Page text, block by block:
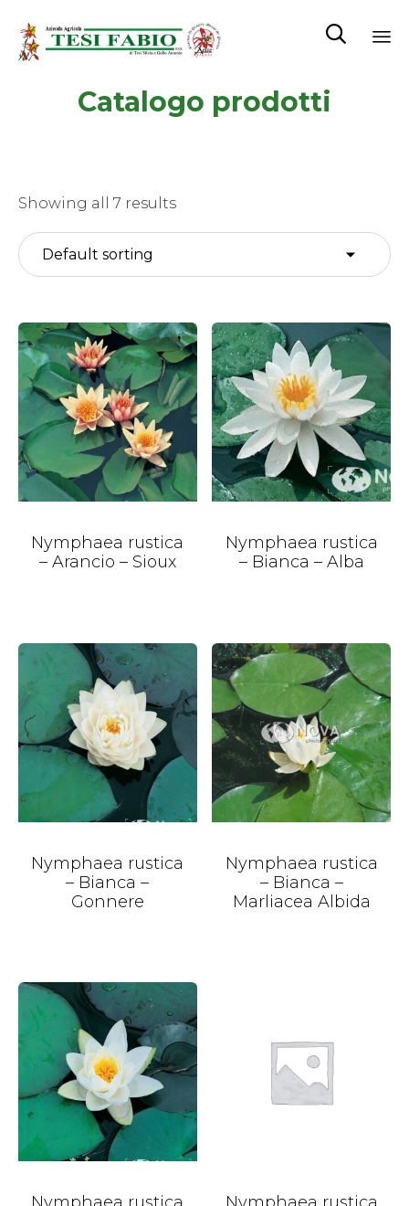

Catalogo prodotti
Showing all 7 results
Nymphaea rustica
– Arancio – Sioux
Nymphaea rustica
– Bianca – Alba
Nymphaea rustica
– Bianca –
Gonnere
Nymphaea rustica
– Bianca –
Marliacea Albida